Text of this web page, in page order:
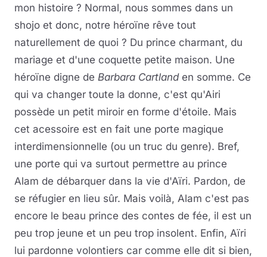
mon histoire ? Normal, nous sommes dans un
shojo et donc, notre héroïne rêve tout
naturellement de quoi ? Du prince charmant, du
mariage et d'une coquette petite maison. Une
héroïne digne de Barbara Cartlanden somme. Ce
qui va changer toute la donne, c'est qu'Airi
possède un petit miroir en forme d'étoile. Mais
cet acessoire est en fait une porte magique
interdimensionnelle (ou un truc du genre). Bref,
une porte qui va surtout permettre au prince
Alam de débarquer dans la vie d'Aïri. Pardon, de
se réfugier en lieu sûr. Mais voilà, Alam c'est pas
encore le beau prince des contes de fée, il est un
peu trop jeune et un peu trop insolent. Enfin, Aïri
lui pardonne volontiers car comme elle dit si bien,